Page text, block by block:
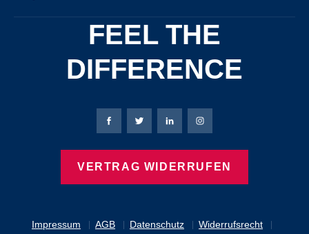
FEEL THE
DIFFERENCE
Impressum AGB Datenschutz Widerrufsrecht
Bierbaum-Proenen Facebook-Seite
Bierbaum-Proenen Twitter Seite
Bierbaum-Proenen LinkedIn
Bierbaum-Proenen
VERTRAG WIDERRUFEN